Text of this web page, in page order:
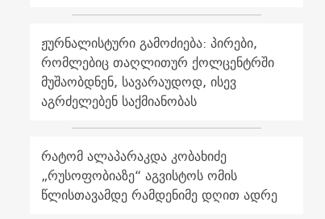
ჟურნალისტური გამოძიება: პირები,
რომლებიც თაღლითურ ქოლცენტრში
მუშაობდნენ, სავარაუდოდ, ისევ
აგრძელებენ საქმიანობას
რატომ ალაპარაკდა კობახიძე
„რუსოფობიაზე“ აგვისტოს ომის
წლისთავამდე რამდენიმე დღით ადრე